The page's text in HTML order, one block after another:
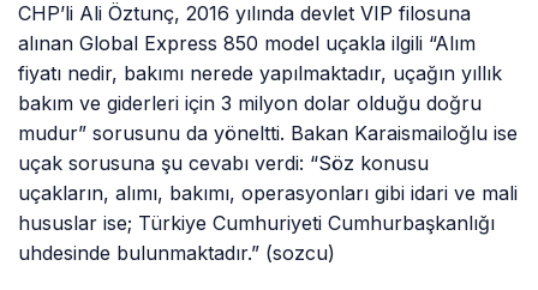
CHP’li Ali Öztunç, 2016 yılında devlet VIP filosuna
alınan Global Express 850 model uçakla ilgili “Alım
fiyatı nedir, bakımı nerede yapılmaktadır, uçağın yıllık
bakım ve giderleri için 3 milyon dolar olduğu doğru
mudur” sorusunu da yöneltti. Bakan Karaismailoğlu ise
uçak sorusuna şu cevabı verdi: “Söz konusu
uçakların, alımı, bakımı, operasyonları gibi idari ve mali
hususlar ise; Türkiye Cumhuriyeti Cumhurbaşkanlığı
uhdesinde bulunmaktadır.” (sozcu)